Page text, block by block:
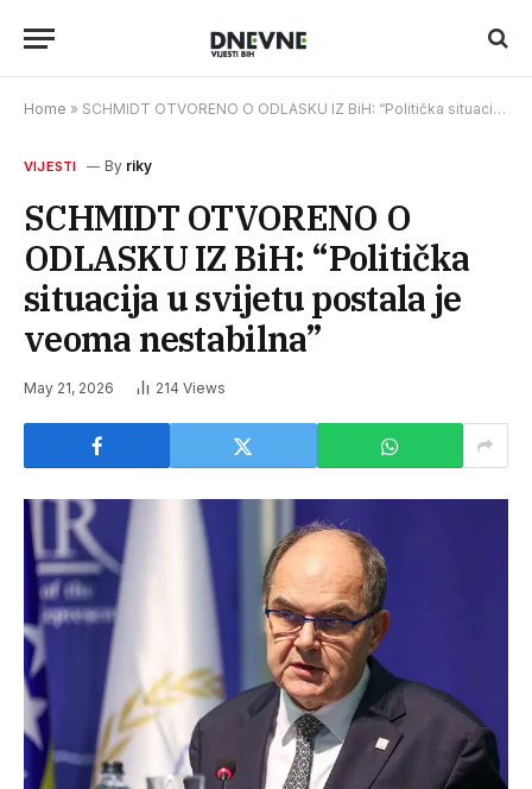
Home » SCHMIDT OTVORENO O ODLASKU IZ BiH: “Politička situacija u svijetu postala je veoma nestabilna”
VIJESTI By riky
SCHMIDT OTVORENO O
ODLASKU IZ BiH: “Politička
situacija u svijetu postala je
veoma nestabilna”
May 21, 2026 214 Views